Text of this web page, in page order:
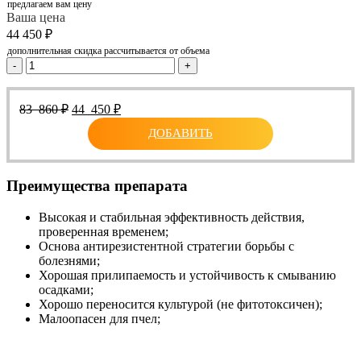
предлагаем вам цену
Ваша цена
44 450 ₽
дополнительная скидка рассчитывается от объема
- +
83 860₽ Первоначальная
цена
составляла
860 ₽.
44 450 ₽Текущая
цена:
450 ₽.
ДОБАВИТЬ
Преимущества препарата
Высокая и стабильная эффективность действия,
проверенная временем;
Основа антирезистентной стратегии борьбы с
болезнями;
Хорошая прилипаемость и устойчивость к смыванию
осадками;
Хорошо переносится культурой (не фитотоксичен);
Малоопасен для пчел;